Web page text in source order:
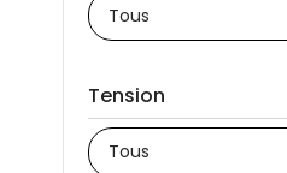
Tension